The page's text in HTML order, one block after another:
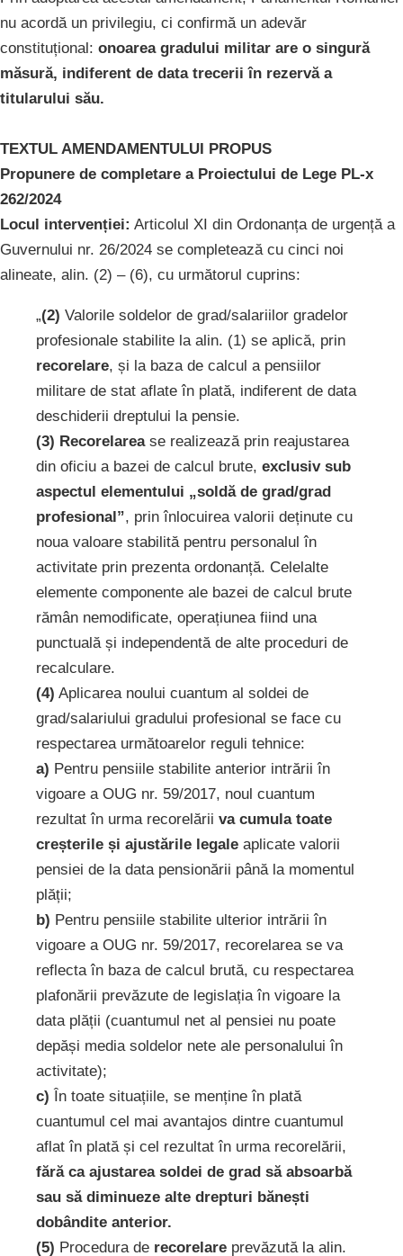
nu acordă un privilegiu, ci confirmă un adevăr
constituțional: onoarea gradului militar are o singură
măsură, indiferent de data trecerii în rezervă a
titularului său.
TEXTUL AMENDAMENTULUI PROPUS
Propunere de completare a Proiectului de Lege PL-x
262/2024
Locul intervenției: Articolul XI din Ordonanța de urgență a
Guvernului nr. 26/2024 se completează cu cinci noi
alineate, alin. (2) – (6), cu următorul cuprins:
​„(2) Valorile soldelor de grad/salariilor gradelor
profesionale stabilite la alin. (1) se aplică, prin
recorelare, și la baza de calcul a pensiilor
militare de stat aflate în plată, indiferent de data
deschiderii dreptului la pensie.
(3) Recorelarease realizează prin reajustarea
din oficiu a bazei de calcul brute, exclusiv sub
aspectul elementului „soldă de grad/grad
profesional”, prin înlocuirea valorii deținute cu
noua valoare stabilită pentru personalul în
activitate prin prezenta ordonanță. Celelalte
elemente componente ale bazei de calcul brute
rămân nemodificate, operațiunea fiind una
punctuală și independentă de alte proceduri de
recalculare.
(4) Aplicarea noului cuantum al soldei de
grad/salariului gradului profesional se face cu
respectarea următoarelor reguli tehnice:
a) Pentru pensiile stabilite anterior intrării în
vigoare a OUG nr. 59/2017, noul cuantum
rezultat în urma recorelării va cumula toate
creșterile și ajustările legale aplicate valorii
pensiei de la data pensionării până la momentul
plății;
b) Pentru pensiile stabilite ulterior intrării în
vigoare a OUG nr. 59/2017, recorelarea se va
reflecta în baza de calcul brută, cu respectarea
plafonării prevăzute de legislația în vigoare la
data plății (cuantumul net al pensiei nu poate
depăși media soldelor nete ale personalului în
activitate);
c) În toate situațiile, se menține în plată
cuantumul cel mai avantajos dintre cuantumul
aflat în plată și cel rezultat în urma recorelării,
fără ca ajustarea soldei de grad să absoarbă
sau să diminueze alte drepturi bănești
dobândite anterior.
(5) Procedura de recorelare prevăzută la alin.